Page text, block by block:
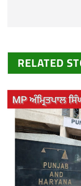
RELATED